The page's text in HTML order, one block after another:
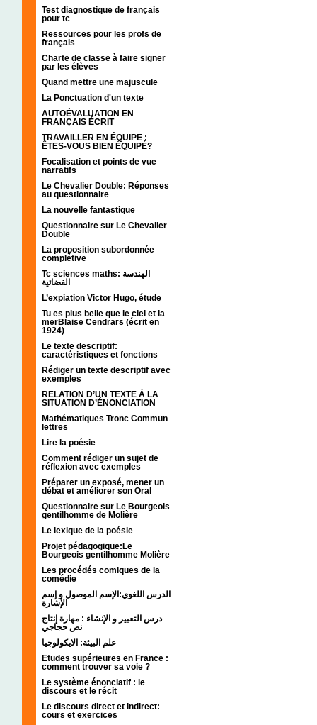
Test diagnostique de français
pour tc
Ressources pour les profs de
français
Charte de classe à faire signer
par les élèves
Quand mettre une majuscule
La Ponctuation d'un texte
AUTOÉVALUATION EN
FRANÇAIS ÉCRIT
TRAVAILLER EN ÉQUIPE :
ÊTES-VOUS BIEN ÉQUIPÉ?
Focalisation et points de vue
narratifs
Le Chevalier Double: Réponses
au questionnaire
La nouvelle fantastique
Questionnaire sur Le Chevalier
Double
La proposition subordonnée
complétive
Tc sciences maths: الهندسة
الفضائية
L’expiation Victor Hugo, étude
Tu es plus belle que le ciel et la
merBlaise Cendrars (écrit en
1924)
Le texte descriptif:
caractéristiques et fonctions
Rédiger un texte descriptif avec
exemples
RELATION D’UN TEXTE À LA
SITUATION D’ÉNONCIATION
Mathématiques Tronc Commun
lettres
Lire la poésie
Comment rédiger un sujet de
réflexion avec exemples
Préparer un exposé, mener un
débat et améliorer son Oral
Questionnaire sur Le Bourgeois
gentilhomme de Molière
Le lexique de la poésie
Projet pédagogique:Le
Bourgeois gentilhomme Molière
Les procédés comiques de la
comédie
الدرس اللغوي:الإسم الموصول و إسم
الإشارة
درس التعبير و الإنشاء : مهارة إنتاج
نص حجاجي
علم البيئة: الايكولوجيا
Etudes supérieures en France :
comment trouver sa voie ?
Le système énonciatif : le
discours et le récit
Le discours direct et indirect:
cours et exercices